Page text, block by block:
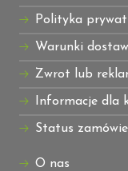
Polityka
Warunki
Zwrot lub
Informacje dla
Status
O nas